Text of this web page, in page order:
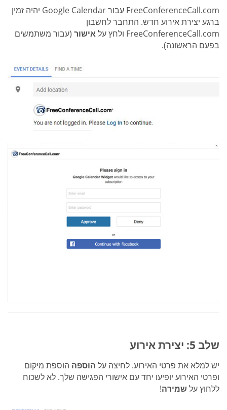
FreeConferenceCall.com עבור Google Calendar יהיה זמין
ברגע יצירת אירוע חדש. התחבר לחשבון
FreeConferenceCall.com ולחץ על
אישור (עבור משתמשים
בפעם הראשונה).
שלב 5: יצירת אירוע
יש למלא את פרטי האירוע. לחיצה על הוספה הוספת מיקום
ופרטי האירוע יופיעו יחד עם אישורי הפגישה שלך. לא לשכוח
ללחוץ עלשמירה!